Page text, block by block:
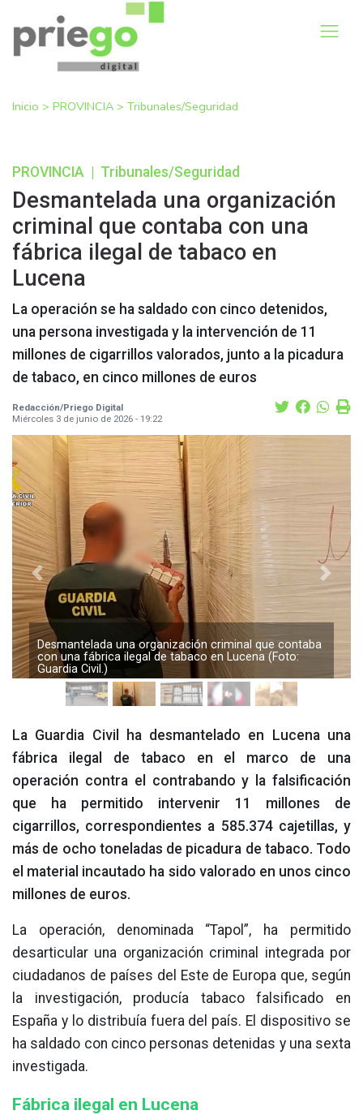
Inicio > PROVINCIA > Tribunales/Seguridad
PROVINCIA Tribunales/Seguridad
Desmantelada una organización
criminal que contaba con una
fábrica ilegal de tabaco en
Lucena
La operación se ha saldado con cinco detenidos,
una persona investigada y la intervención de 11
millones de cigarrillos valorados, junto a la picadura
de tabaco, en cinco millones de euros
Redacción/Priego Digital
Miércoles 3 de junio de 2026 - 19:22
Previous Next
La Guardia Civil ha desmantelado en Lucena una
fábrica ilegal de tabaco en el marco de una
operación contra el contrabando y la falsificación
que ha permitido intervenir 11 millones de
cigarrillos, correspondientes a 585.374 cajetillas, y
más de ocho toneladas de picadura de tabaco. Todo
el material incautado ha sido valorado en unos cinco
millones de euros.
La operación, denominada “Tapol”, ha permitido
desarticular una organización criminal integrada por
ciudadanos de países del Este de Europa que, según
la investigación, producía tabaco falsificado en
España y lo distribuía fuera del país. El dispositivo se
ha saldado con cinco personas detenidas y una sexta
investigada.
Fábrica ilegal en Lucena